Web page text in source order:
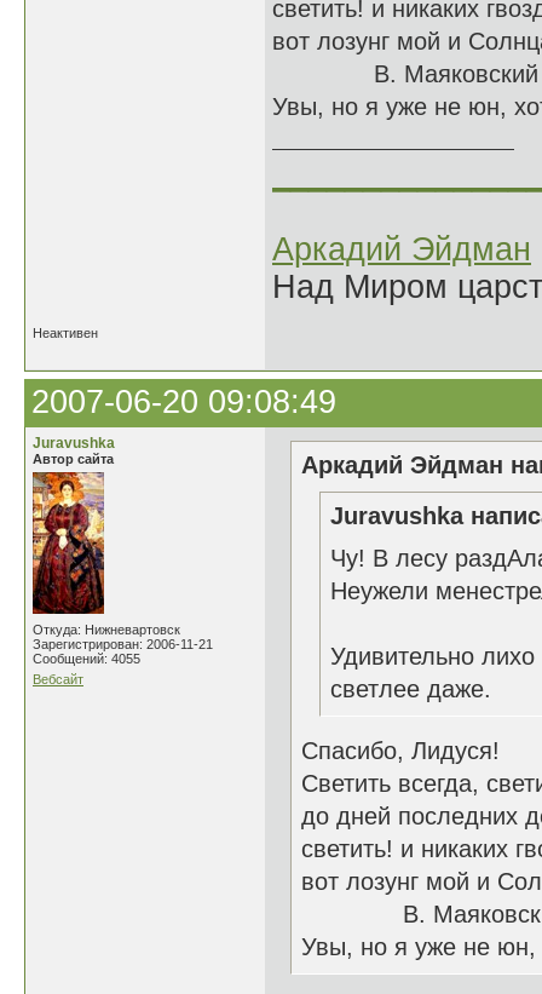
светить! и никаких
вот лозунг мой и
В. Маяковский
Увы, но я уже не юн,
Аркадий Эйдман
Над Миром
Неактивен
2007-06-20 09:08:49
Juravushka
Автор сайта
Откуда: Нижневартовск
Зарегистрирован: 2006-11-21
Сообщений: 4055
Вебсайт
Аркадий Эйдман
Juravushka
Чу! В лесу
Неужели
Удивительно
светлее даже.
Спасибо, Лидуся!
Светить всегда,
до дней последних
светить! и никаких
вот лозунг мой и
В.
Увы, но я уже не юн,